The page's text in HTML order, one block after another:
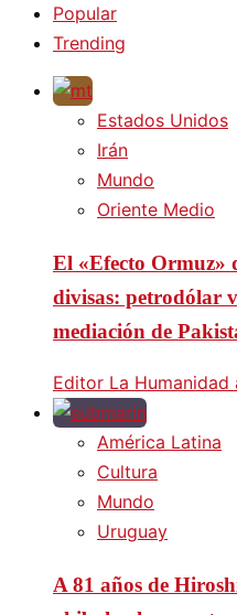
Popular
Trending
Estados Unidos
Irán
Mundo
Oriente Medio
El «Efecto Ormuz»
divisas: petrodólar
mediación de
Editor La Humanidad
América Latina
Cultura
Mundo
Uruguay
A 81 años de